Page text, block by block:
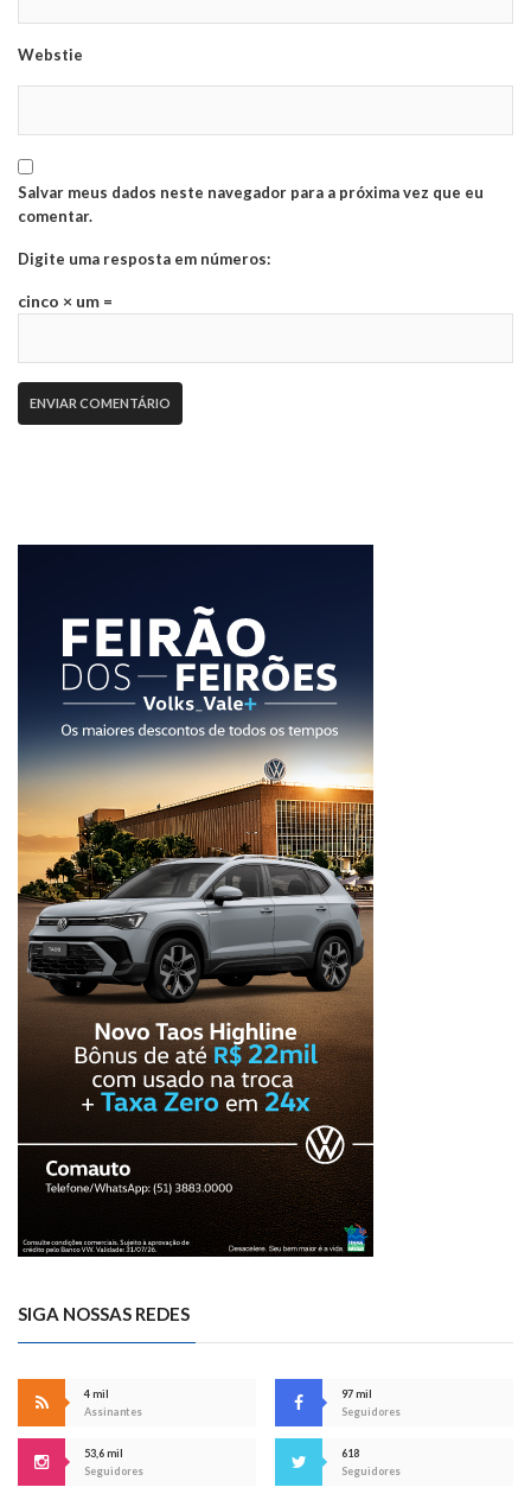
Webstie
Salvar meus dados neste navegador para a próxima vez que eu
comentar.
Digite uma resposta em números:
cinco × um =
SIGA NOSSAS REDES
4 mil
Assinantes
97 mil
Seguidores
53,6 mil
Seguidores
618
Seguidores